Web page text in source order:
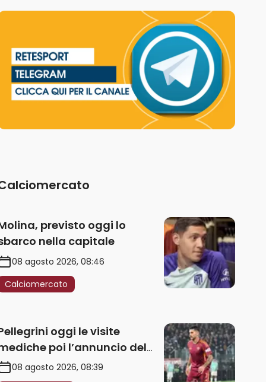
previsto oggi lo
nella capitale
08 agosto 2026, 08:46
Calciomercato
oggi le visite
poi l’annuncio del
08 agosto 2026, 08:39